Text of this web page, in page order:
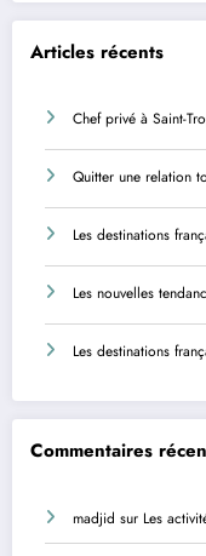
Articles récents
Chef privé à Saint-
Quitter une relation
Les destinations
Les nouvelles
Les destinations
Commentaires
madjid sur Les